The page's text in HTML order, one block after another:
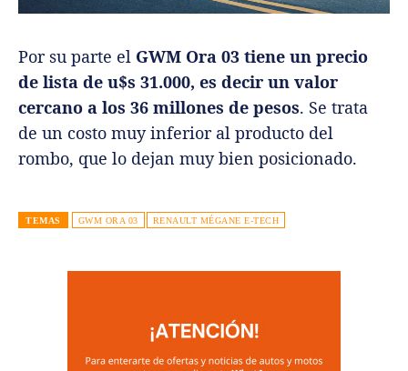
Por su parte el GWM Ora 03 tiene un precio
de lista de u$s 31.000, es decir un valor
cercano a los 36 millones de pesos. Se trata
de un costo muy inferior al producto del
rombo, que lo dejan muy bien posicionado.
TEMAS GWM ORA 03 RENAULT MÉGANE E-TECH